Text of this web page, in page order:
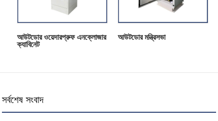
আউটডোর ওয়েদারপ্রুফ এনক্লোজার
ক্যাবিনেট
আউটডোর মন্ত্রিসভা
সর্বশেষ সংবাদ